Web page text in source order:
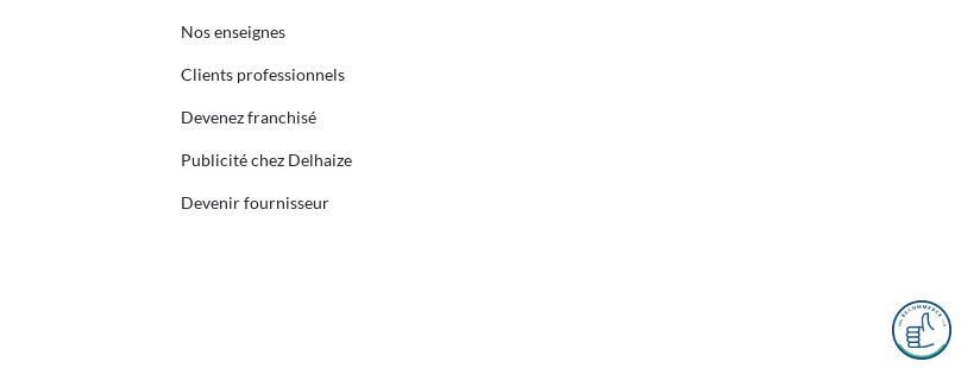
Nos enseignes
Clients professionnels
Devenez franchisé
Publicité chez Delhaize
Devenir fournisseur